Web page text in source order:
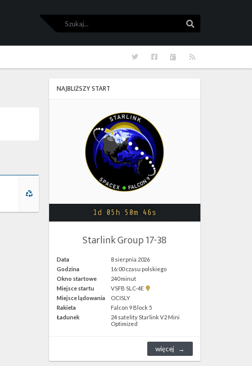
Szukaj
RSS
Kalendarze
Facebook
Twitter
NAJBLIŻSZY START
1d 05h 50m 46s
Starlink Group 17-38
Data
8 sierpnia 2026
Godzina
16:00 czasu polskiego
Okno startowe
240 minut
Miejsce startu
VSFB SLC-4E
Pokaż
SLC-
4E w
Google
Miejsce lądowania
OCISLY
Rakieta
Falcon 9 Block 5
Ładunek
24 satelity Starlink V2 Mini
Optimized
więcej